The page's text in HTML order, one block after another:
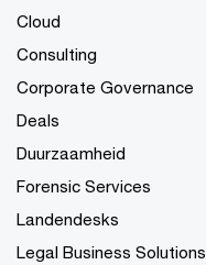
Cloud
Consulting
Corporate Governance
Deals
Duurzaamheid
Forensic Services
Landendesks
Legal Business Solutions